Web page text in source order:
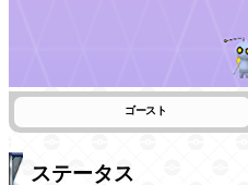
ゴースト
ステータス